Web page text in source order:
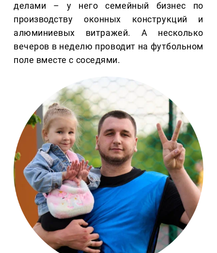
делами – у него семейный бизнес по
производству оконных конструкций и
алюминиевых витражей. А несколько
вечеров в неделю проводит на футбольном
поле вместе с соседями.